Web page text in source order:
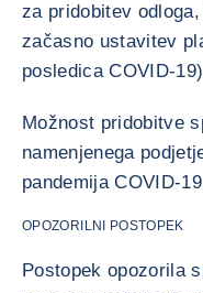
za pridobitev
začasno ustavitev
posledica COVID-
Možnost pridobitve
namenjenega
pandemija COVID-
OPOZORILNI POSTOPEK
Postopek opozorila